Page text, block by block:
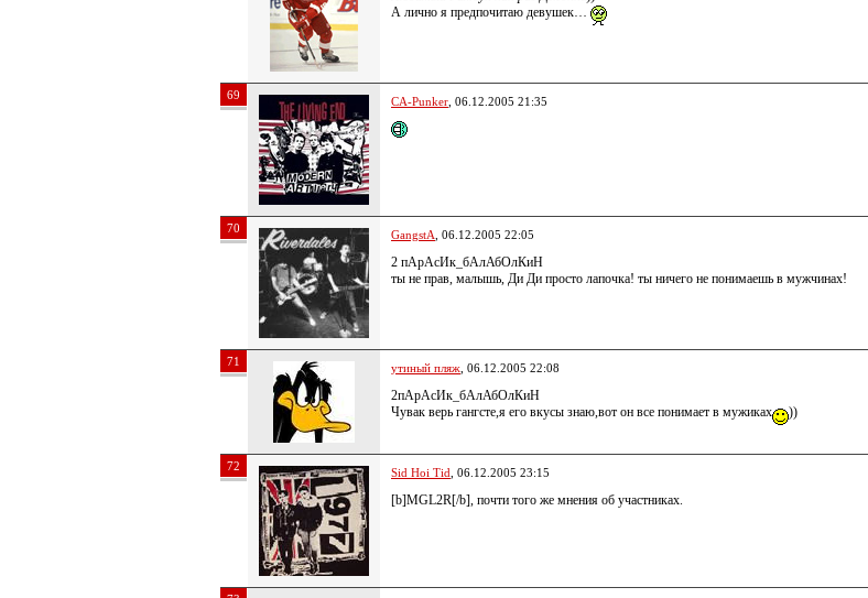
А лично я предпочитаю девушек…
69 CA-Punker , 06.12.2005 21:35
70 GangstA , 06.12.2005 22:05
2 пАрАсИк_бАлАбОлКиН
ты не прав, малышь, Ди Ди просто лапочка! ты ничего не понимаешь в мужчинах!
71 утиный пляж , 06.12.2005 22:08
2пАрАсИк_бАлАбОлКиН
Чувак верь гангсте,я его вкусы знаю,вот он все понимает в мужиках
))
72 Sid Hoi Tid , 06.12.2005 23:15
[b]MGL2R[/b], почти того же мнения об участниках.